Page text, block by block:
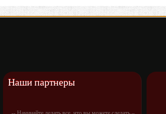
Наши партнеры